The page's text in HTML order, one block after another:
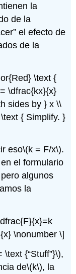
la
de la
el efecto de
de la
\text {
\dfrac{kx}{x}
sides by } x \\
{ Simplify. }
eso\(k = F/x\).
el formulario
algunos
la
\nonumber \]
\text {“Stuff”}\),
de\(k\), la